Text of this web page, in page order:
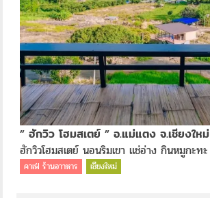
” ฮักวิว โฮมสเตย์ ” อ.แม่แตง จ.เชียงใหม่
ฮักวิวโฮมสเตย์ นอนริมเขา แช่อ่าง กินหมูกะทะ
คาเฟ่ ร้านอาาหาร เชียงใหม่